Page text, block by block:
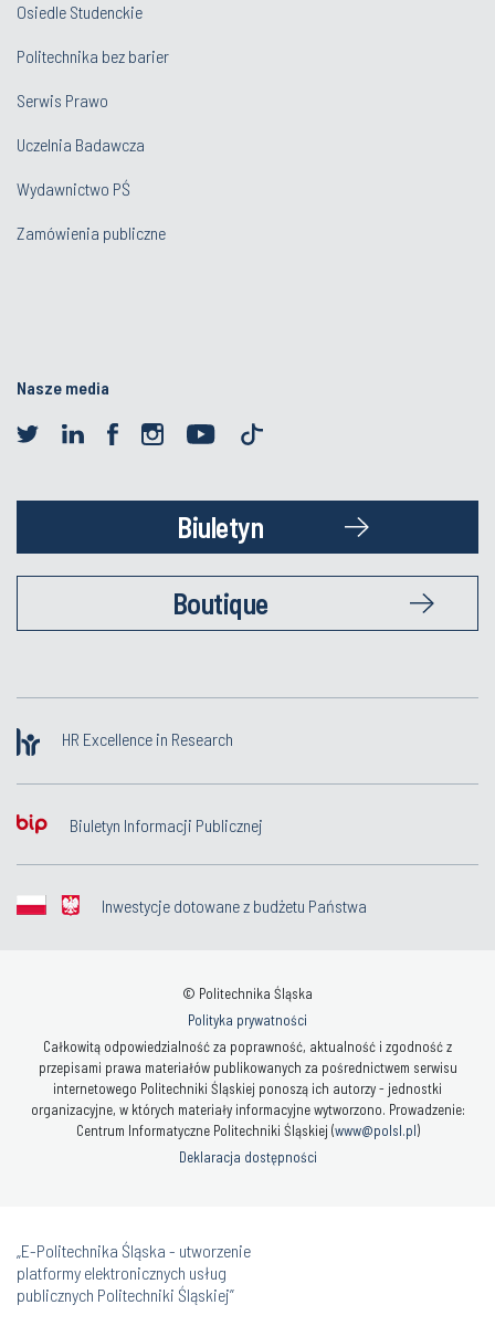
Osiedle Studenckie
Politechnika bez barier
Serwis Prawo
Uczelnia Badawcza
Wydawnictwo PŚ
Zamówienia publiczne
Nasze media
Biuletyn
Boutique
HR Excellence in Research
Biuletyn Informacji Publicznej
Inwestycje dotowane z budżetu Państwa
© Politechnika Śląska
Polityka prywatności
Całkowitą odpowiedzialność za poprawność, aktualność i zgodność z
przepisami prawa materiałów publikowanych za pośrednictwem serwisu
internetowego Politechniki Śląskiej ponoszą ich autorzy - jednostki
organizacyjne, w których materiały informacyjne wytworzono. Prowadzenie:
Centrum Informatyczne Politechniki Śląskiej (www@polsl.pl)
Deklaracja dostępności
„E-Politechnika Śląska - utworzenie
platformy elektronicznych usług
publicznych Politechniki Śląskiej”